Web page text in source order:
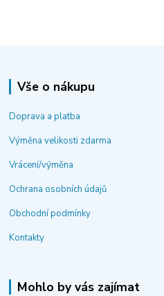
Vše o nákupu
Doprava a platba
Výměna velikosti zdarma
Vrácení/výměna
Ochrana osobních údajů
Obchodní podmínky
Kontakty
Mohlo by vás zajímat